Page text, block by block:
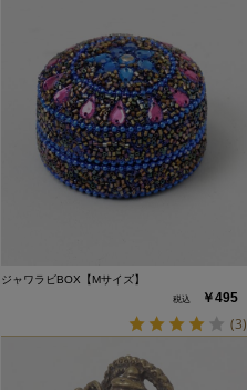
ジャワラビBOX【Mサイズ】
￥495
(3)